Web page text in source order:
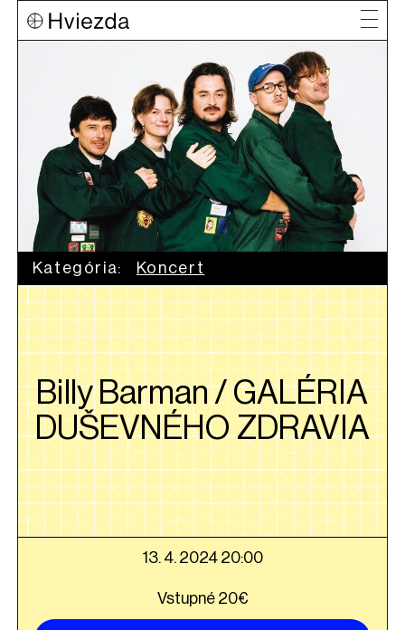
Kategória: Koncert
Billy Barman / GALÉRIA
DUŠEVNÉHO ZDRAVIA
13. 4. 2024 20:00
Vstupné 20€